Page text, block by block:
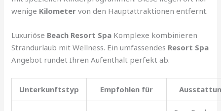
wenige Kilometer von den Hauptattraktionen entfernt.
Luxuriöse Beach Resort Spa Komplexe kombinieren
Strandurlaub mit Wellness. Ein umfassendes Resort Spa
Angebot rundet Ihren Aufenthalt perfekt ab.
Unterkunftstyp Empfohlen für